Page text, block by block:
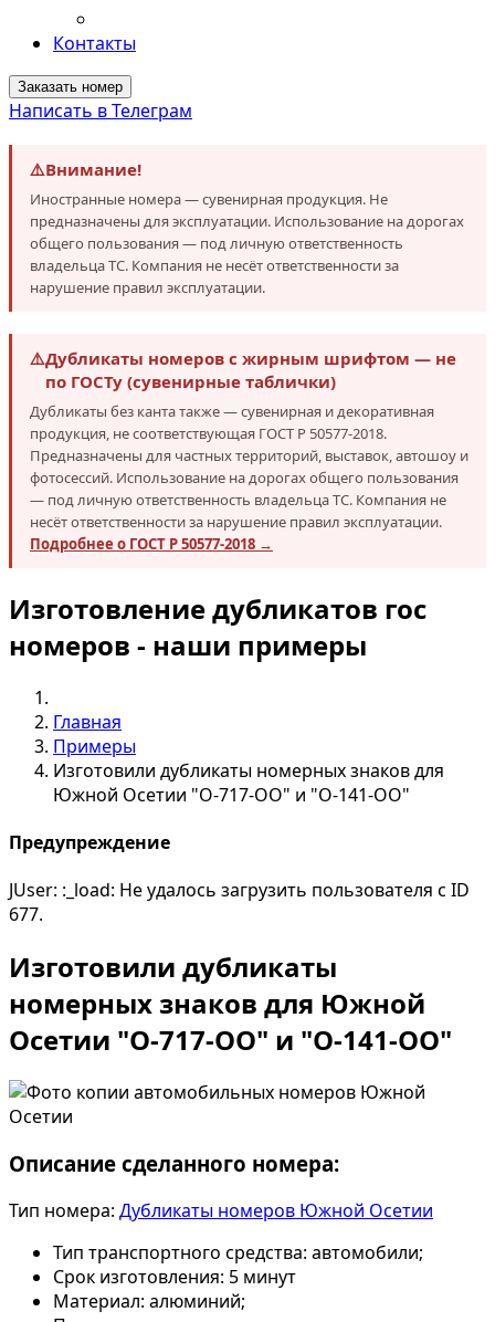
Контакты
Заказать номер
Написать в Телеграм
⚠️Внимание!
Иностранные номера — сувенирная продукция. Не
предназначены для эксплуатации. Использование на дорогах
общего пользования — под личную ответственность
владельца ТС. Компания не несёт ответственности за
нарушение правил эксплуатации.
⚠️Дубликаты номеров с жирным шрифтом — не
по ГОСТу (сувенирные таблички)
Дубликаты без канта также — сувенирная и декоративная
продукция, не соответствующая ГОСТ Р 50577-2018.
Предназначены для частных территорий, выставок, автошоу и
фотосессий. Использование на дорогах общего пользования
— под личную ответственность владельца ТС. Компания не
несёт ответственности за нарушение правил эксплуатации.
Подробнее о ГОСТ Р 50577-2018 →
Изготовление дубликатов гос
номеров - наши примеры
Главная
Примеры
Изготовили дубликаты номерных знаков для
Южной Осетии "О-717-ОО" и "О-141-ОО"
Предупреждение
JUser: :_load: Не удалось загрузить пользователя с ID
677.
Изготовили дубликаты
номерных знаков для Южной
Осетии "О-717-ОО" и "О-141-ОО"
Описание сделанного номера:
Тип номера: Дубликаты номеров Южной Осетии
Тип транспортного средства: автомобили;
Срок изготовления: 5 минут
Материал: алюминий;